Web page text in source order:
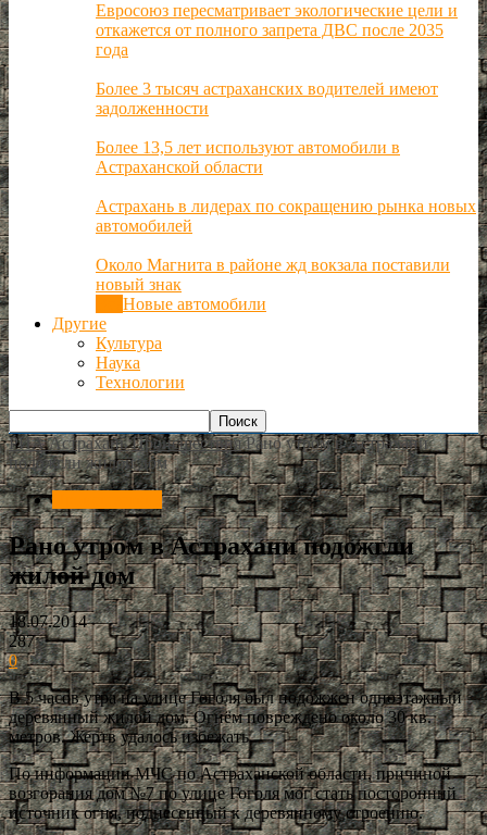
Евросоюз пересматривает экологические цели и
откажется от полного запрета ДВС после 2035
года
Более 3 тысяч астраханских водителей имеют
задолженности
Более 13,5 лет используют автомобили в
Астраханской области
Астрахань в лидерах по сокращению рынка новых
автомобилей
Около Магнита в районе жд вокзала поставили
новый знак
Новые автомобили
Другие
Культура
Наука
Технологии
РИА Астрахань Происшествия Рано утром в Астрахани
подожгли жилой дом
Рано утром в Астрахани подожгли
жилой дом
18.07.2014
287
0
В 5 часов утра на улице Гоголя был подожжен одноэтажный
деревянный жилой дом. Огнём повреждено около 30 кв.
метров. Жертв удалось избежать.
По информации МЧС по Астраханской области, причиной
возгорания дом №7 по улице Гоголя мог стать посторонний
источник огня, поднесенный к деревянному строению.